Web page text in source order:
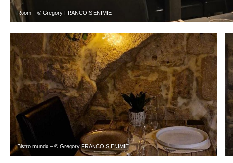
Room – © Gregory FRANCOIS ENIMIE
Bistro mundo – © Gregory FRANCOIS ENIMIE